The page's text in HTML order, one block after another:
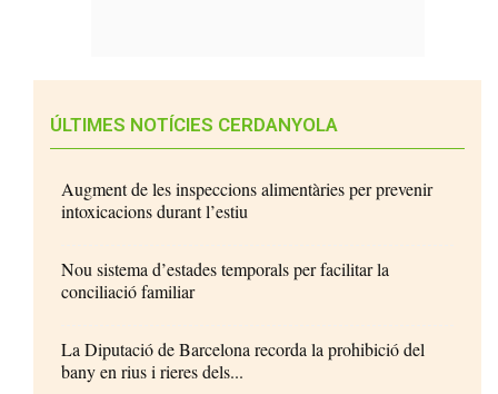
ÚLTIMES NOTÍCIES CERDANYOLA
Augment de les inspeccions alimentàries per prevenir
intoxicacions durant l’estiu
Nou sistema d’estades temporals per facilitar la
conciliació familiar
La Diputació de Barcelona recorda la prohibició del
bany en rius i rieres dels...